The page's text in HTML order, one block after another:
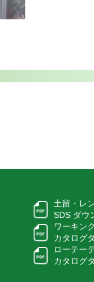
土留・レ
SDS ダウ
ワーキン
カタログ
ローテー
カタログ